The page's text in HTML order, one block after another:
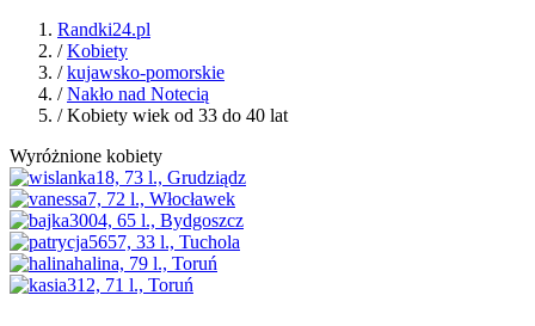
Randki24.pl
/Kobiety
/kujawsko-pomorskie
/Nakło nad Notecią
/ Kobiety wiek od 33 do 40 lat
Wyróżnione kobiety